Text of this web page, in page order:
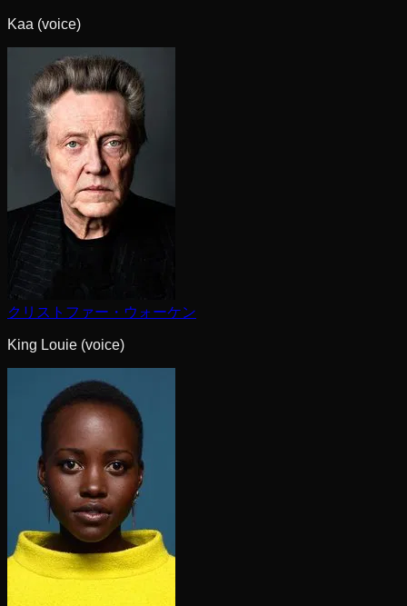
Kaa (voice)
クリストファー・ウォーケン
King Louie (voice)